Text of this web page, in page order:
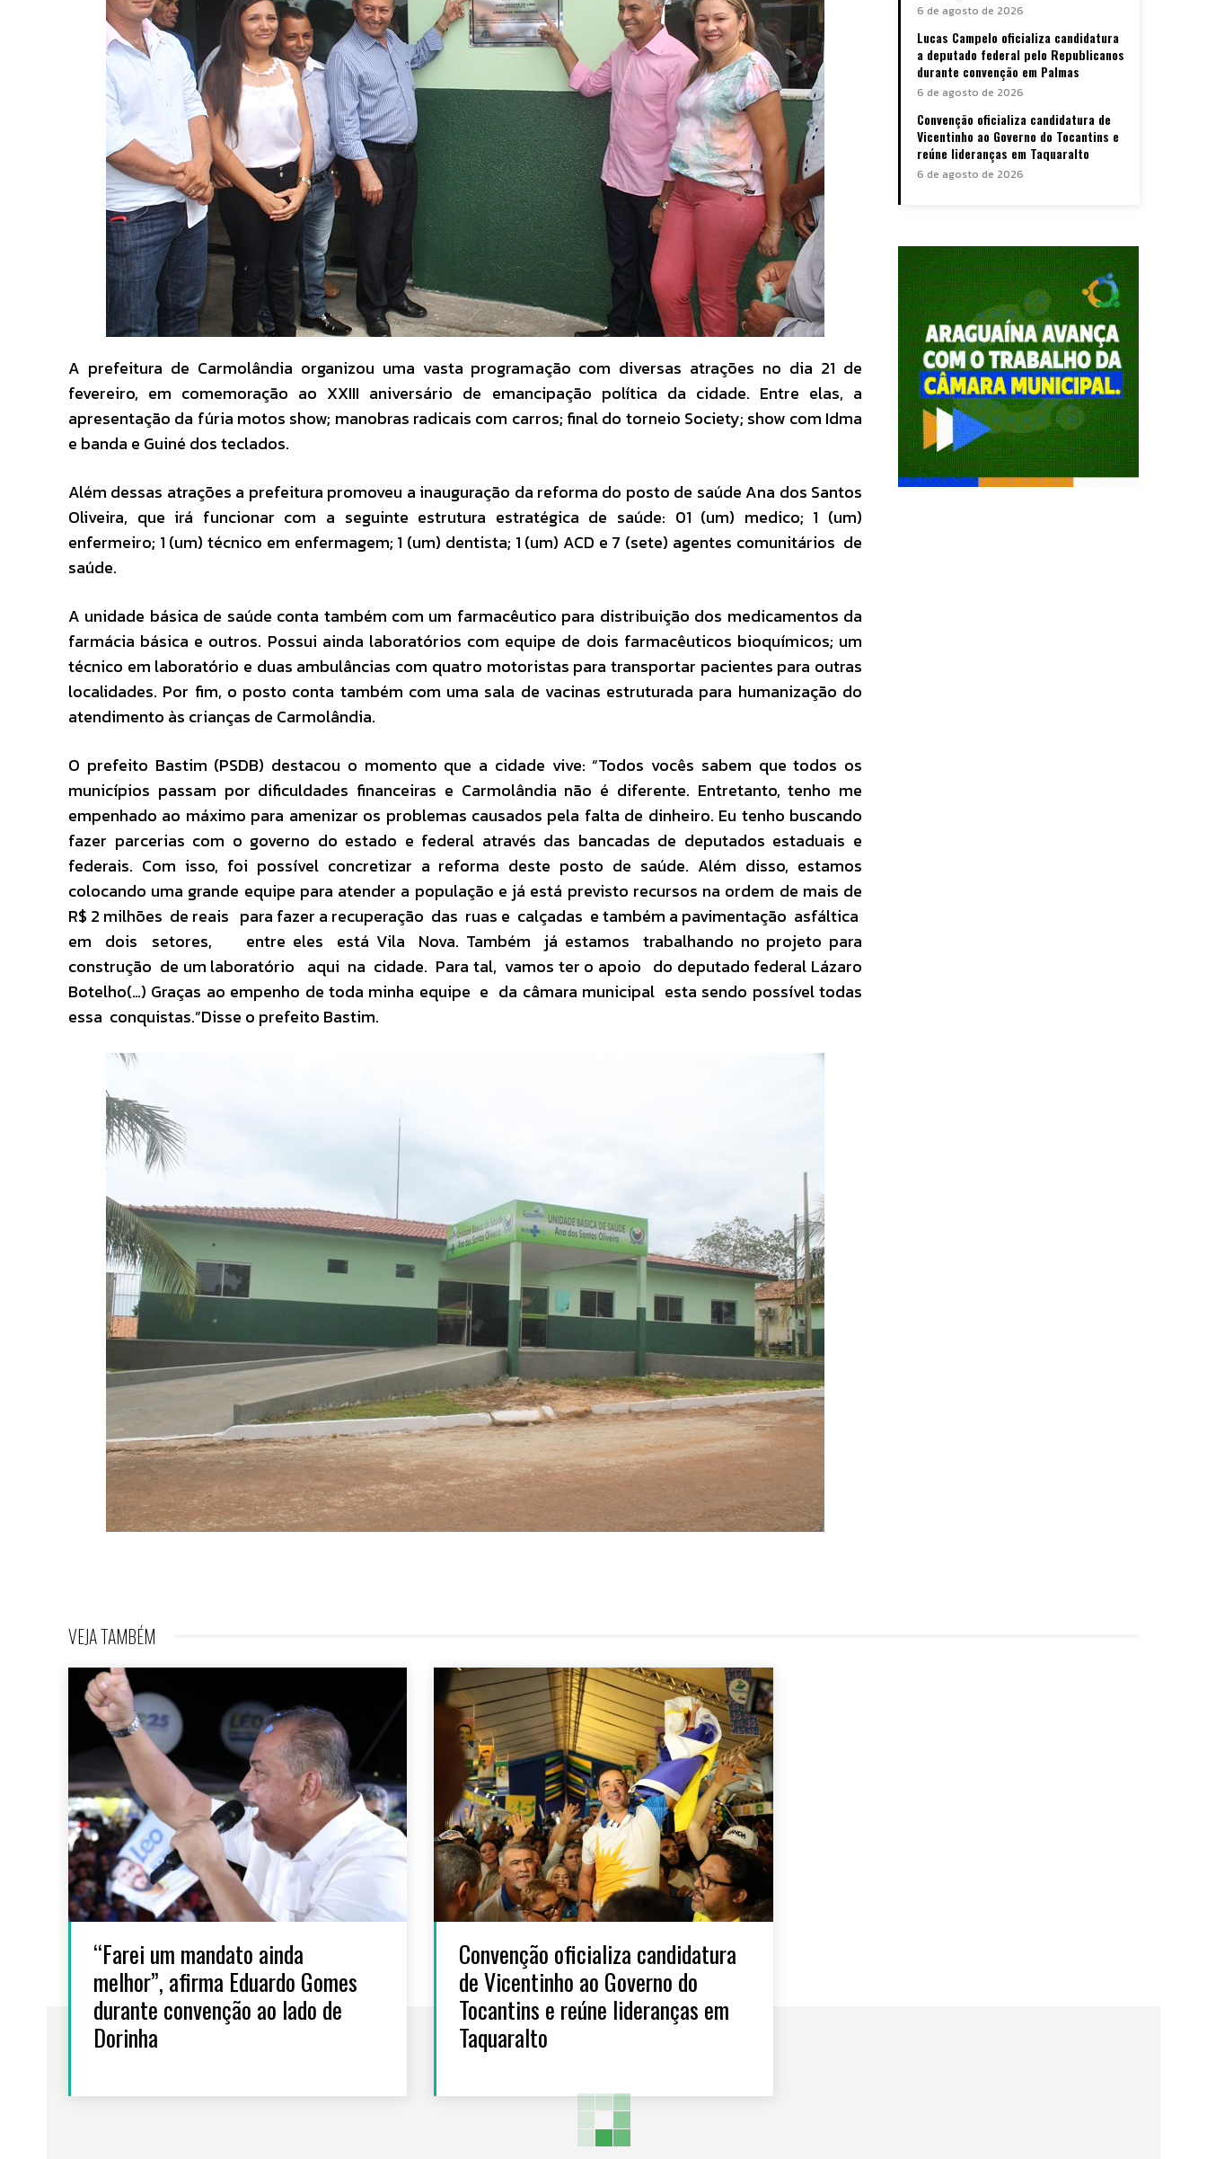
A prefeitura de Carmolândia organizou uma vasta programação com diversas atrações no dia 21 de
fevereiro, em comemoração ao XXIII aniversário de emancipação política da cidade. Entre elas, a
apresentação da fúria motos show; manobras radicais com carros; final do torneio Society; show com Idma
e banda e Guiné dos teclados.
Além dessas atrações a prefeitura promoveu a inauguração da reforma do posto de saúde Ana dos Santos
Oliveira, que irá funcionar com a seguinte estrutura estratégica de saúde: 01 (um) medico; 1 (um)
enfermeiro; 1 (um) técnico em enfermagem; 1 (um) dentista; 1 (um) ACD e 7 (sete) agentes comunitários de
saúde.
A unidade básica de saúde conta também com um farmacêutico para distribuição dos medicamentos da
farmácia básica e outros. Possui ainda laboratórios com equipe de dois farmacêuticos bioquímicos; um
técnico em laboratório e duas ambulâncias com quatro motoristas para transportar pacientes para outras
localidades. Por fim, o posto conta também com uma sala de vacinas estruturada para humanização do
atendimento às crianças de Carmolândia.
O prefeito Bastim (PSDB) destacou o momento que a cidade vive: “Todos vocês sabem que todos os
municípios passam por dificuldades financeiras e Carmolândia não é diferente. Entretanto, tenho me
empenhado ao máximo para amenizar os problemas causados pela falta de dinheiro. Eu tenho buscando
fazer parcerias com o governo do estado e federal através das bancadas de deputados estaduais e
federais. Com isso, foi possível concretizar a reforma deste posto de saúde. Além disso, estamos
colocando uma grande equipe para atender a população e já está previsto recursos na ordem de mais de
R$ 2 milhões de reais para fazer a recuperação das ruas e calçadas e também a pavimentação asfáltica
em dois setores, entre eles está Vila Nova. Também já estamos trabalhando no projeto para
construção de um laboratório aqui na cidade. Para tal, vamos ter o apoio do deputado federal Lázaro
Botelho(…) Graças ao empenho de toda minha equipe e da câmara municipal esta sendo possível todas
essa conquistas.”Disse o prefeito Bastim.
6 de agosto de 2026
Lucas Campelo oficializa candidatura
a deputado federal pelo Republicanos
durante convenção em Palmas
6 de agosto de 2026
Convenção oficializa candidatura de
Vicentinho ao Governo do Tocantins e
reúne lideranças em Taquaralto
6 de agosto de 2026
VEJA TAMBÉM
“Farei um mandato ainda
melhor”, afirma Eduardo Gomes
durante convenção ao lado de
Dorinha
Convenção oficializa candidatura
de Vicentinho ao Governo do
Tocantins e reúne lideranças em
Taquaralto